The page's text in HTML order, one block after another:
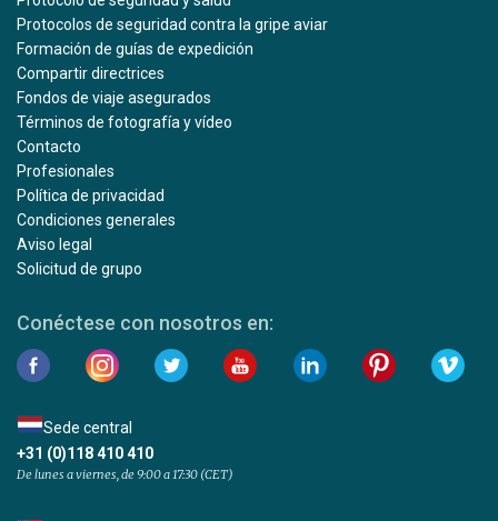
Protocolos de seguridad contra la gripe aviar
Formación de guías de expedición
Compartir directrices
Fondos de viaje asegurados
Términos de fotografía y vídeo
Contacto
Profesionales
Política de privacidad
Condiciones generales
Aviso legal
Solicitud de grupo
Conéctese con nosotros en:
Sede central
+31 (0)118 410 410
De lunes a viernes, de 9:00 a 17:30 (CET)